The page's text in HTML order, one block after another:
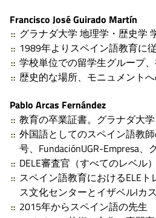
Francisco José Guirado Martín
グラナダ大学 地理学・歴史学
1989年よりスペイン語教育に
学校単位での留学生グループ
歴史的な場所、モニュメント
Pablo Arcas Fernández
教育の卒業証書。グラナダ大学
外国語としてのスペイン語教
号、FundaciónUGR-Empresa、
DELE審査官（すべてのレベル）
スペイン語教育におけるELE
ス文化センターとイザベルIカ
2015年からスペイン語の先生